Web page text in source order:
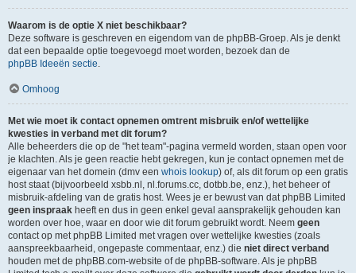
Waarom is de optie X niet beschikbaar?
Deze software is geschreven en eigendom van de phpBB-Groep. Als je denkt
dat een bepaalde optie toegevoegd moet worden, bezoek dan de
phpBB Ideeën sectie.
Omhoog
Met wie moet ik contact opnemen omtrent misbruik en/of wettelijke
kwesties in verband met dit forum?
Alle beheerders die op de "het team"-pagina vermeld worden, staan open voor
je klachten. Als je geen reactie hebt gekregen, kun je contact opnemen met de
eigenaar van het domein (dmv een whois lookup) of, als dit forum op een gratis
host staat (bijvoorbeeld xsbb.nl, nl.forums.cc, dotbb.be, enz.), het beheer of
misbruik-afdeling van de gratis host. Wees je er bewust van dat phpBB Limited
geen inspraak heeft en dus in geen enkel geval aansprakelijk gehouden kan
worden over hoe, waar en door wie dit forum gebruikt wordt. Neem geen
contact op met phpBB Limited met vragen over wettelijke kwesties (zoals
aanspreekbaarheid, ongepaste commentaar, enz.) die niet direct verband
houden met de phpBB.com-website of de phpBB-software. Als je phpBB